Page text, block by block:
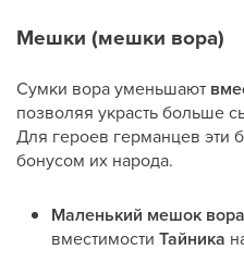
Мешки (мешки вора)
Сумки вора уменьшают
позволяя украсть больше
Для героев германцев эти
бонусом их народа.
Маленький мешок вора
вместимости Тайника